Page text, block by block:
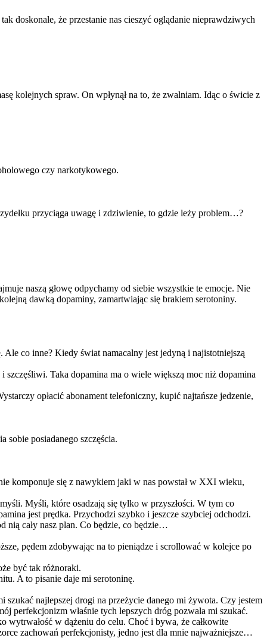
doskonale, że przestanie nas cieszyć oglądanie nieprawdziwych
kolejnych spraw. On wpłynął na to, że zwalniam. Idąc o świcie z
czy narkotykowego.
przyciąga uwagę i zdziwienie, to gdzie leży problem…?
naszą głowę odpychamy od siebie wszystkie te emocje. Nie
dawką dopaminy, zamartwiając się brakiem serotoniny.
co inne? Kiedy świat namacalny jest jedyną i najistotniejszą
Taka dopamina ma o wiele większą moc niż dopamina
opłacić abonament telefoniczny, kupić najtańsze jedzenie,
sobie posiadanego szczęścia.
komponuje się z nawykiem jaki w nas powstał w XXI wieku,
Myśli, które osadzają się tylko w przyszłości. W tym co
jest prędka. Przychodzi szybko i jeszcze szybciej odchodzi.
nią cały nasz plan. Co będzie, co będzie…
pędem zdobywając na to pieniądze i scrollować w kolejce po
być tak różnoraki.
A to pisanie daje mi serotoninę.
najlepszej drogi na przeżycie danego mi żywota. Czy jestem
perfekcjonizm właśnie tych lepszych dróg pozwala mi szukać.
wytrwałość w dążeniu do celu. Choć i bywa, że całkowite
zachowań perfekcjonisty, jedno jest dla mnie najważniejsze…